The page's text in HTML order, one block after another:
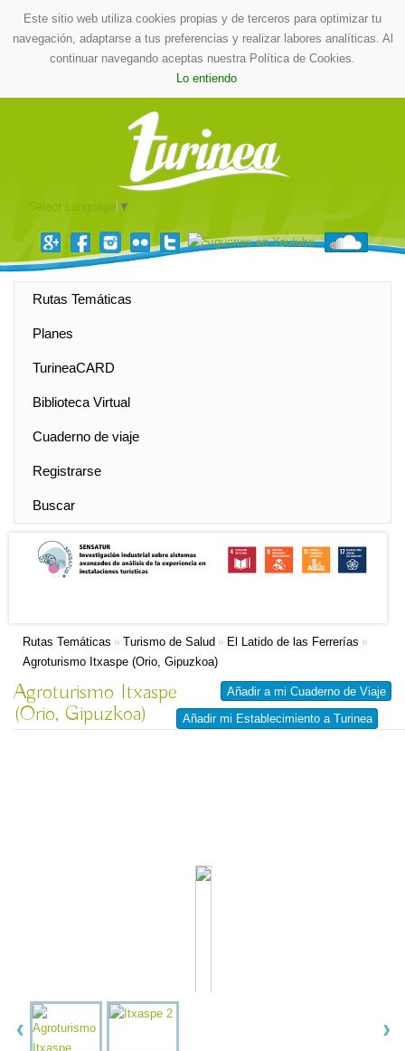
Este sitio web utiliza cookies propias y de terceros para optimizar tu
navegación, adaptarse a tus preferencias y realizar labores analíticas. Al
continuar navegando aceptas nuestra Política de Cookies.
Lo entiendo
▼
Rutas Temáticas
Planes
TurineaCARD
Biblioteca Virtual
Cuaderno de viaje
Registrarse
Buscar
Rutas Temáticas » Turismo de Salud » El Latido de las Ferrerías »
Agroturismo Itxaspe (Orio, Gipuzkoa)
Añadir a mi Cuaderno de Viaje
Añadir mi Establecimiento a Turinea
Agroturismo Itxaspe
(Orio, Gipuzkoa)